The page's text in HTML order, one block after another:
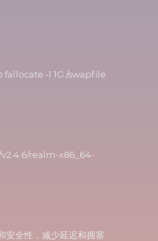
fallocate -l 1G /swapfile
realm-x86_64-
全性，减少延迟和拥塞